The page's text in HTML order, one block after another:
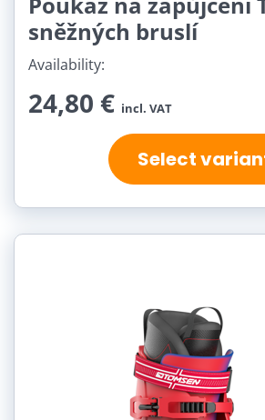
sněžných bruslí
Availability:
24,80 € incl. VAT
Select